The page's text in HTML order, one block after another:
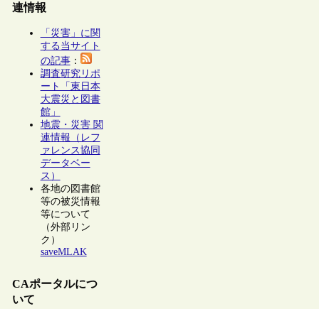
連情報
「災害」に関
する当サイト
の記事：
調査研究リポ
ート「東日本
大震災と図書
館」
地震・災害 関
連情報（レフ
ァレンス協同
データベー
ス）
各地の図書館
等の被災情報
等について
（外部リン
ク）
saveMLAK
CAポータルにつ
いて